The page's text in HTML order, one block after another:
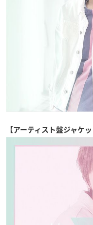
【アーティスト盤ジャケッ